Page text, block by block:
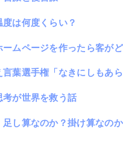
度は何度くらい？
ジを作ったら客がどんどん来ると思ってしまう心理効果
葉選手権「なきにしもあら
考が世界を救う話
足し算なのか？掛け算なのか